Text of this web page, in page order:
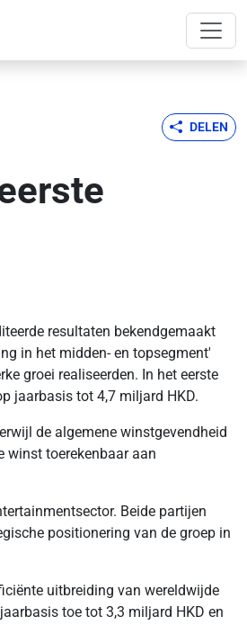
DELEN
resultaten bekendgemaakt
in het midden- en topsegment'
groei realiseerden. In het eerste
jaarbasis tot 4,7 miljard HKD.
de algemene winstgevendheid
winst toerekenbaar aan
Beide partijen
positionering van de groep in
uitbreiding van wereldwijde
toe tot 3,3 miljard HKD en